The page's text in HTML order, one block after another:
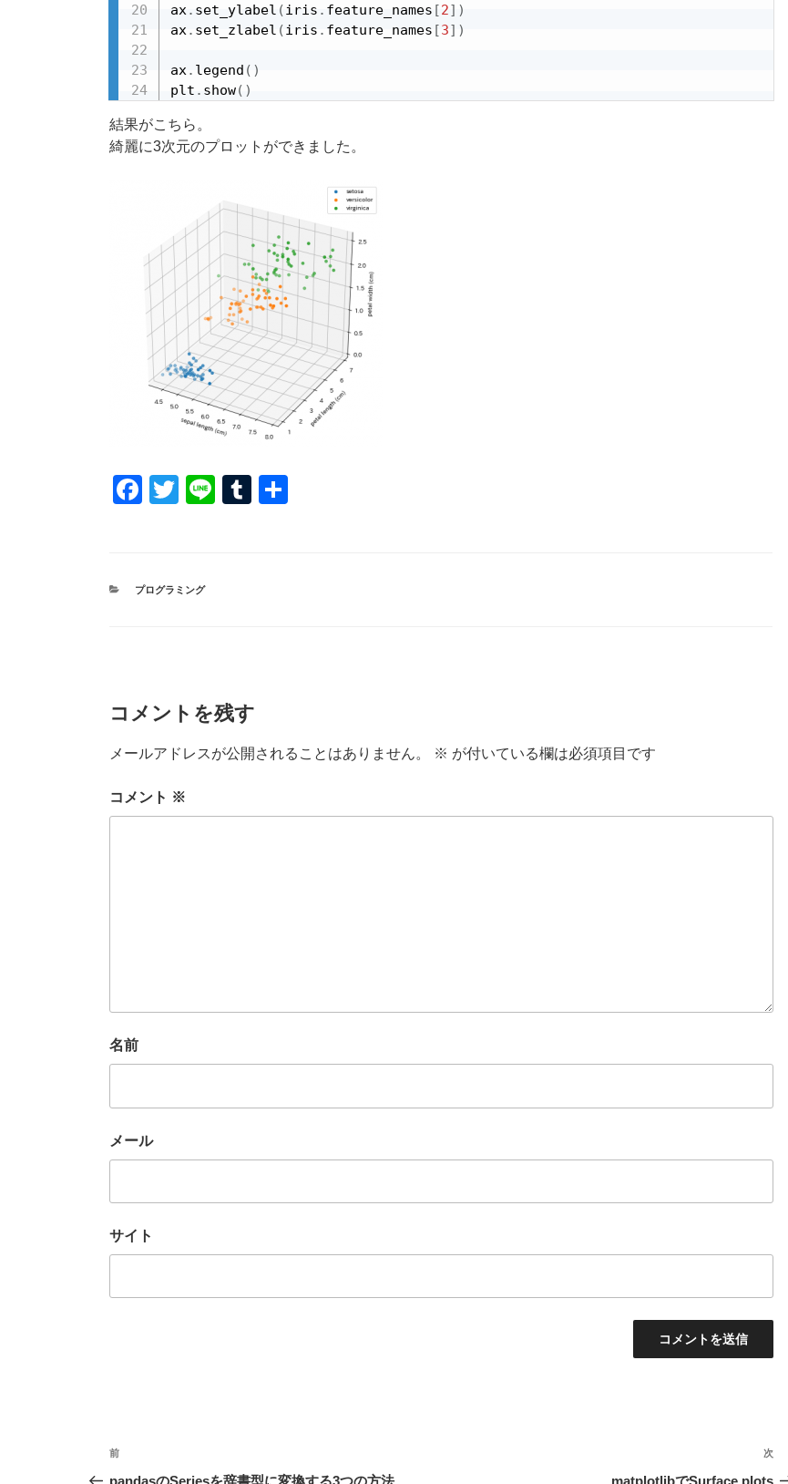
ax. set_ylabel (iris . feature_names [2] )
ax. set_zlabel (iris . feature_names [3] )
ax. legend ( )
plt . show( )
結果がこちら。
綺麗に3次元のプロットができました。
F
e
b
T
er
Li
T
カ
プログラミング
コメントを残す
メールアドレスが公開されることはありません。 ※ が付いている欄は必須項目です
コメント ※
名前
メール
サイト
投
前
の
前
次
の
次